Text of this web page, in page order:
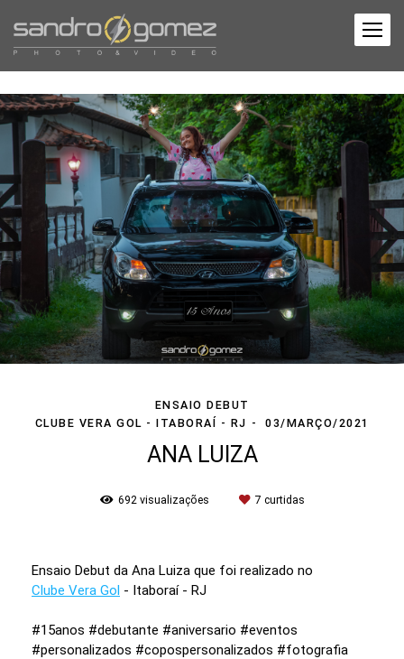
ENSAIO DEBUT
CLUBE VERA GOL - ITABORAÍ - RJ
03/MARÇO/2021
ANA LUIZA
692 visualizações 7 curtidas
Ensaio Debut da Ana Luiza que foi realizado no
Clube Vera Gol - Itaboraí - RJ
#15anos #debutante #aniversario #eventos
#personalizados #copospersonalizados #fotografia